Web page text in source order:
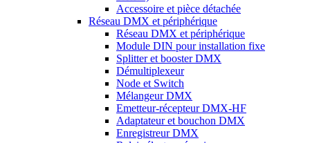
Accessoire et pièce détachée
Réseau DMX et périphérique
Réseau DMX et périphérique
Module DIN pour installation fixe
Splitter et booster DMX
Démultiplexeur
Node et Switch
Mélangeur DMX
Emetteur-récepteur DMX-HF
Adaptateur et bouchon DMX
Enregistreur DMX